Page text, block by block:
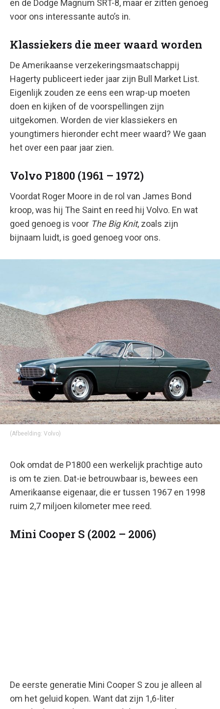
en de Dodge Magnum SRT-8, maar er zitten genoeg
voor ons interessante auto’s in.
Klassiekers die meer waard worden
De Amerikaanse verzekeringsmaatschappij
Hagerty publiceert ieder jaar zijn Bull Market List.
Eigenlijk zouden ze eens een wrap-up moeten
doen en kijken of de voorspellingen zijn
uitgekomen. Worden de vier klassiekers en
youngtimers hieronder echt meer waard? We gaan
het over een paar jaar zien.
Volvo P1800 (1961 – 1972)
Voordat Roger Moore in de rol van James Bond
kroop, was hij The Saint en reed hij Volvo. En wat
goed genoeg is voor The Big Knit, zoals zijn
bijnaam luidt, is goed genoeg voor ons.
(Afbeelding: Volvo)
Ook omdat de P1800 een werkelijk prachtige auto
is om te zien. Dat-ie betrouwbaar is, bewees een
Amerikaanse eigenaar, die er tussen 1967 en 1998
ruim 2,7 miljoen kilometer mee reed.
Mini Cooper S (2002 – 2006)
De eerste generatie Mini Cooper S zou je alleen al
om het geluid kopen. Want dat zijn 1,6-liter